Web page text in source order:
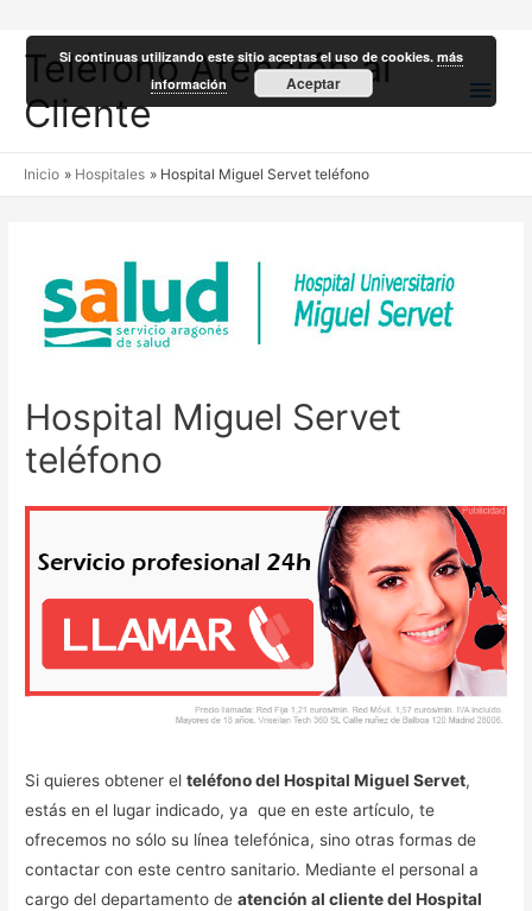
Teléfono Atención al
Cliente
Inicio Hospitales Hospital Miguel Servet teléfono
Hospital Miguel Servet
teléfono
Si quieres obtener elteléfono del Hospital Miguel Servet,
estás en el lugar indicado, ya que en este artículo, te
ofrecemos no sólo su línea telefónica, sino otras formas de
contactar con este centro sanitario. Mediante el personal a
cargo del departamento deatención al cliente del Hospital
Si continuas utilizando este sitio aceptas el uso de cookies.más
información
Aceptar